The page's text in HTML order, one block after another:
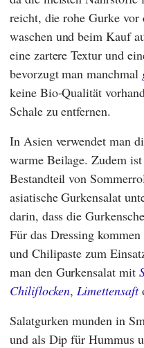
reicht, die rohe Gurke
waschen und beim Kauf
eine zartere Textur und
bevorzugt man manchmal
keine Bio-Qualität
Schale zu entfernen.
In Asien verwendet man
warme Beilage. Zudem
Bestandteil von
asiatische Gurkensalat
darin, dass die
Für das Dressing kommen
und Chilipaste zum
man den Gurkensalat mit
Chiliflocken,Limettensaft
Salatgurken munden in
und als Dip für Hummus